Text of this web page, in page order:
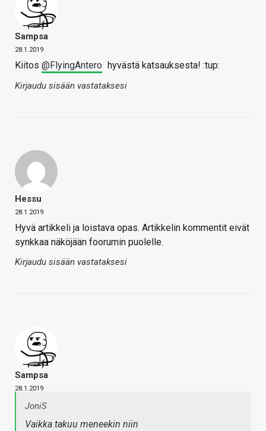
Sampsa
28.1.2019
Kiitos @FlyingAntero hyvästä katsauksesta! :tup:
Kirjaudu sisään vastataksesi
Hessu
28.1.2019
Hyvä artikkeli ja loistava opas. Artikkelin kommentit eivät
synkkaa näköjään foorumin puolelle.
Kirjaudu sisään vastataksesi
Sampsa
28.1.2019
JoniS
Vaikka takuu meneekin niin